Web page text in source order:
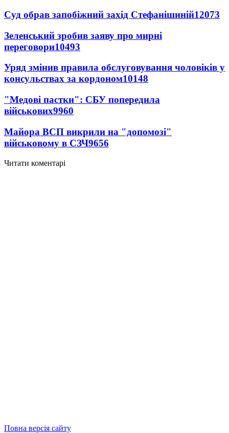
Суд обрав запобіжний захід Стефанішиній12073
Зеленський зробив заяву про мирні
переговори10493
Уряд змінив правила обслуговування чоловіків у
консульствах за кордоном10148
"Медові пастки": СБУ попередила
військових9960
Майора ВСП викрили на "допомозі"
військовому в СЗЧ9656
Читати коментарі
Повна версія сайту